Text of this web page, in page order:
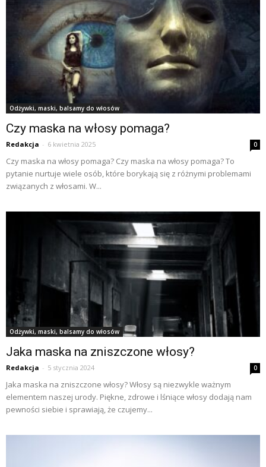
Odżywki, maski, balsamy do włosów
Czy maska na włosy pomaga?
Redakcja - 6 kwietnia 2025 0
Czy maska na włosy pomaga? Czy maska na włosy pomaga? To
pytanie nurtuje wiele osób, które borykają się z różnymi problemami
związanych z włosami. W...
Odżywki, maski, balsamy do włosów
Jaka maska na zniszczone włosy?
Redakcja - 5 stycznia 2024 0
Jaka maska na zniszczone włosy? Włosy są niezwykle ważnym
elementem naszej urody. Piękne, zdrowe i lśniące włosy dodają nam
pewności siebie i sprawiają, że czujemy...